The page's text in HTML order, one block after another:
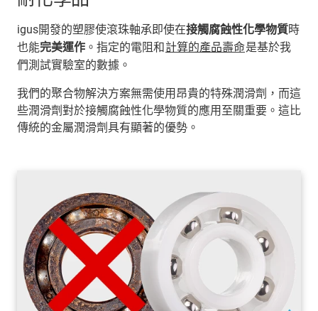
igus開發的塑膠使滾珠軸承即使在接觸腐蝕性化學物質時
也能完美運作 。指定的電阻和 計算的產品壽命是基於我
們測試實驗室的數據。
我們的聚合物解決方案無需使用昂貴的特殊潤滑劑，而這
些潤滑劑對於接觸腐蝕性化學物質的應用至關重要。這比
傳統的金屬潤滑劑具有顯著的優勢。